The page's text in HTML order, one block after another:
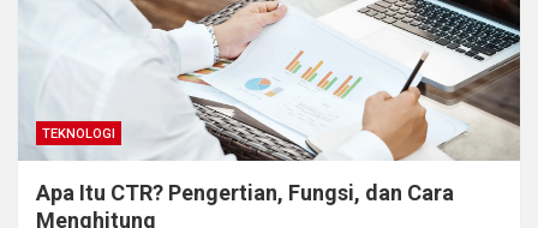
TEKNOLOGI
Apa Itu CTR? Pengertian, Fungsi, dan Cara
Menghitung